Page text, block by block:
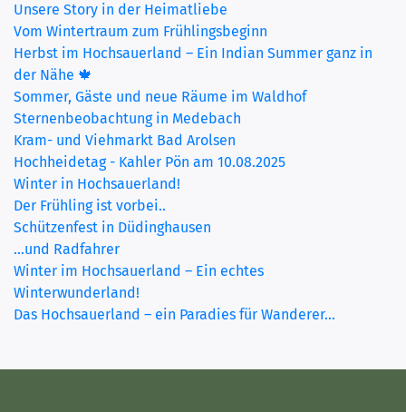
Unsere Story in der Heimatliebe
Vom Wintertraum zum Frühlingsbeginn
Herbst im Hochsauerland – Ein Indian Summer ganz in
der Nähe 🍁
Sommer, Gäste und neue Räume im Waldhof
Sternenbeobachtung in Medebach
Kram- und Viehmarkt Bad Arolsen
Hochheidetag - Kahler Pön am 10.08.2025
Winter in Hochsauerland!
Der Frühling ist vorbei..
Schützenfest in Düdinghausen
...und Radfahrer
Winter im Hochsauerland – Ein echtes
Winterwunderland!
Das Hochsauerland – ein Paradies für Wanderer...